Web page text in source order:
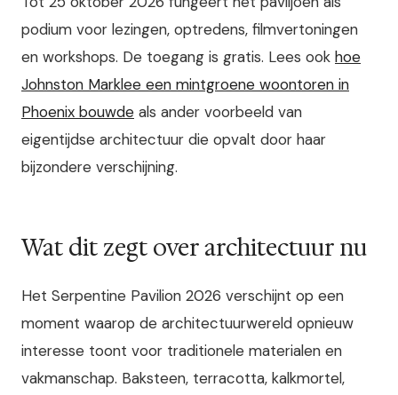
podium voor lezingen, optredens, filmvertoningen
en workshops. De toegang is gratis. Lees ook hoe
Johnston Marklee een mintgroene woontoren in
Phoenix bouwde als ander voorbeeld van
eigentijdse architectuur die opvalt door haar
bijzondere verschijning.
Wat dit zegt over architectuur nu
Het Serpentine Pavilion 2026 verschijnt op een
moment waarop de architectuurwereld opnieuw
interesse toont voor traditionele materialen en
vakmanschap. Baksteen, terracotta, kalkmortel,